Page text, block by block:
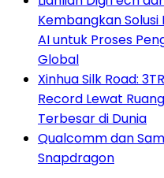
Kembangkan
AI untuk Proses
Global
Xinhua Silk Road:
Record Lewat
Terbesar di Dunia
Qualcomm dan
Snapdragon